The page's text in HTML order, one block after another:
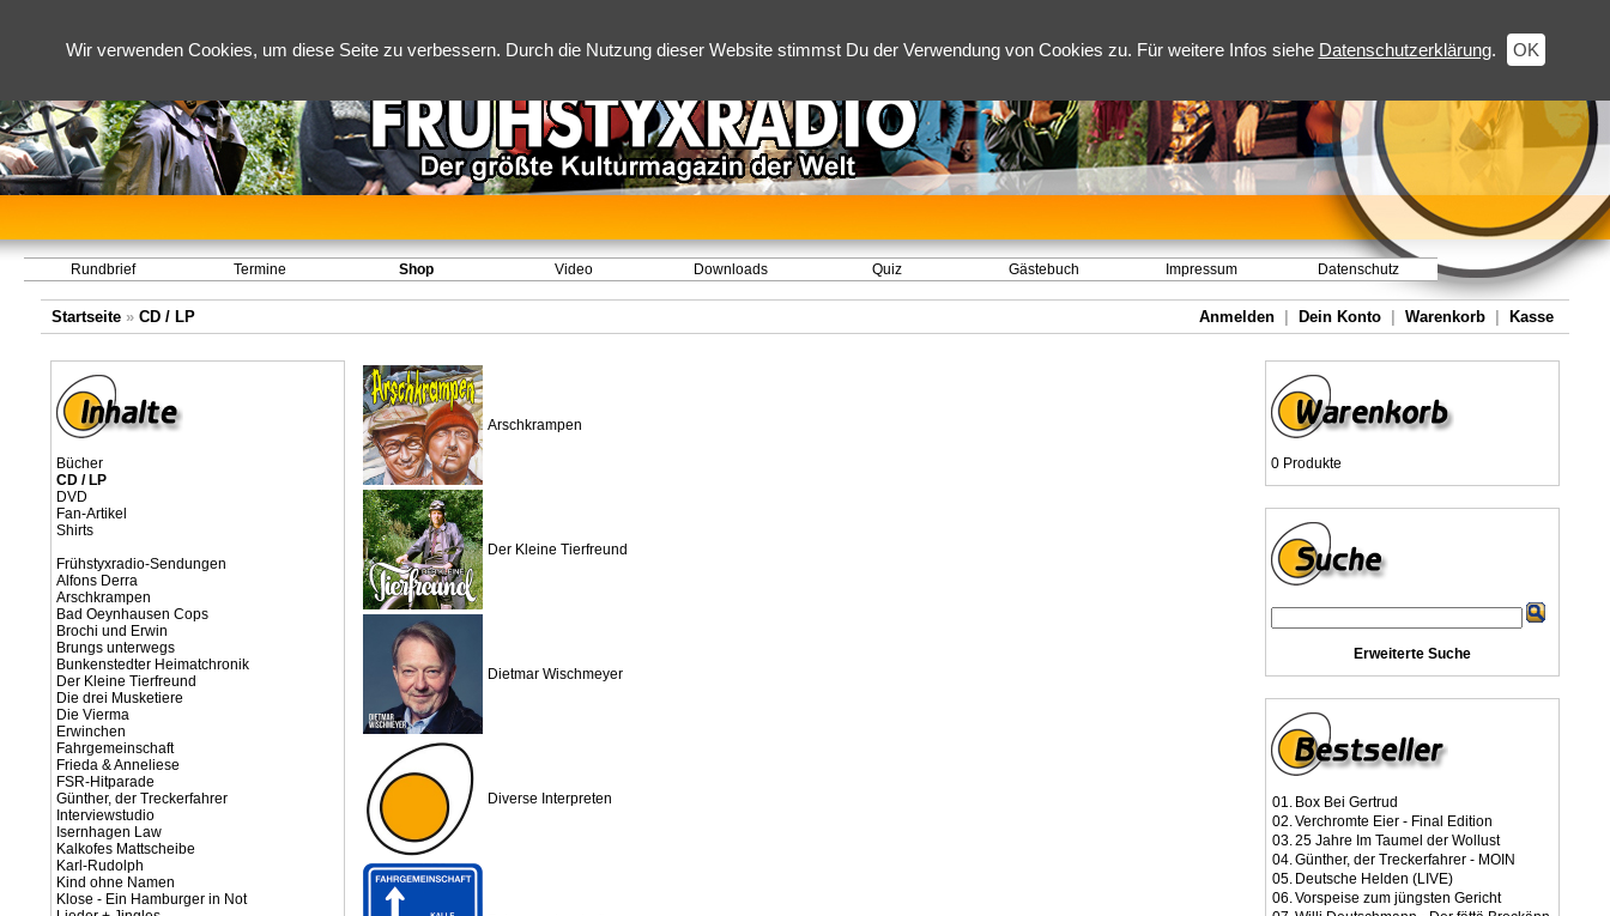
Wir verwenden Cookies, um diese Seite zu verbessern. Durch die Nutzung dieser Website stimmst Du der Verwendung von Cookies zu. Für weitere Infos siehe Datenschutzerklärung. OK
Rundbrief Termine Shop Video Downloads Quiz Gästebuch Impressum Datenschutz
Startseite » CD / LP Anmelden Dein Konto Warenkorb Kasse
Bücher
CD / LP
DVD
Fan-Artikel
Shirts
Frühstyxradio-Sendungen
Alfons Derra
Arschkrampen
Bad Oeynhausen Cops
Brochi und Erwin
Brungs unterwegs
Bunkenstedter Heimatchronik
Der Kleine Tierfreund
Die drei Musketiere
Die Vierma
Erwinchen
Fahrgemeinschaft
Frieda & Anneliese
FSR-Hitparade
Günther, der Treckerfahrer
Interviewstudio
Isernhagen Law
Kalkofes Mattscheibe
Karl-Rudolph
Kind ohne Namen
Klose - Ein Hamburger in Not
Arschkrampen
Der Kleine Tierfreund
Dietmar Wischmeyer
Diverse Interpreten
0 Produkte
Erweiterte Suche
01. Box Bei Gertrud
02.Verchromte Eier - Final Edition
03.25 Jahre Im Taumel der Wollust
04.Günther, der Treckerfahrer - MOIN
05. Deutsche Helden (LIVE)
06.Vorspeise zum jüngsten Gericht